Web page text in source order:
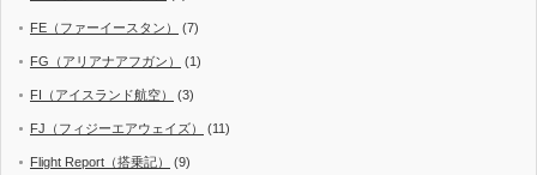
FE（ファーイースタン） (7)
FG（アリアナアフガン） (1)
FI（アイスランド航空） (3)
FJ（フィジーエアウェイズ） (11)
Flight Report（搭乗記） (9)